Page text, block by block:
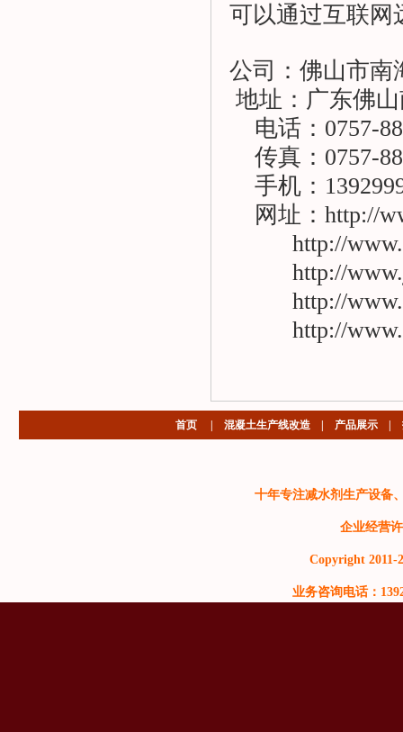
可以通过互联网
公司：佛山市南
地址：广东佛
电话：0757-
传真：0757-
手机：
网址： http://
http://
http://
http://
http://
首页 混凝土生产线改造 产品展示
十年专注减水剂生产设备
企业经营
Copyright 2011-
业务咨询电话：